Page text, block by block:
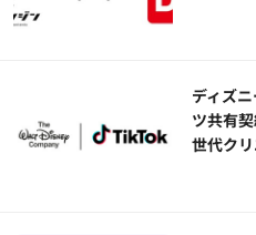
ディズ
ツ共有
世代ク